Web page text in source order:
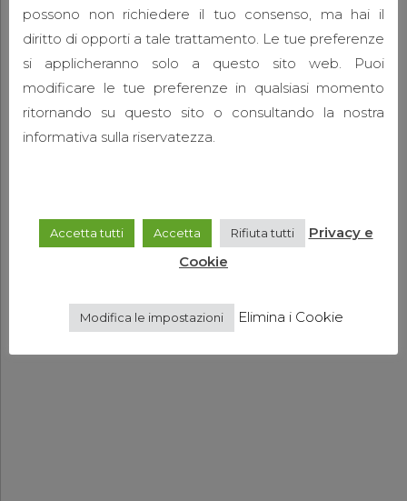
Eodem modo typi, qui nunc nobis videntur
parum clari, fiant sollemnes in futurum. Eodem
modo typi, qui nunc nobis videntur parum.
possono non richiedere il tuo consenso, ma hai il
diritto di opporti a tale trattamento. Le tue preferenze
si applicheranno solo a questo sito web. Puoi
modificare le tue preferenze in qualsiasi momento
ritornando su questo sito o consultando la nostra
informativa sulla riservatezza.
Accetta tutti Accetta Rifiuta tutti
Privacy e
Cookie
Modifica le impostazioni Elimina i Cookie